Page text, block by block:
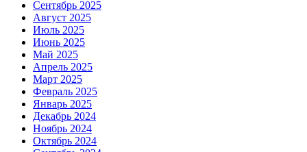
Сентябрь 2025
Август 2025
Июль 2025
Июнь 2025
Май 2025
Апрель 2025
Март 2025
Февраль 2025
Январь 2025
Декабрь 2024
Ноябрь 2024
Октябрь 2024